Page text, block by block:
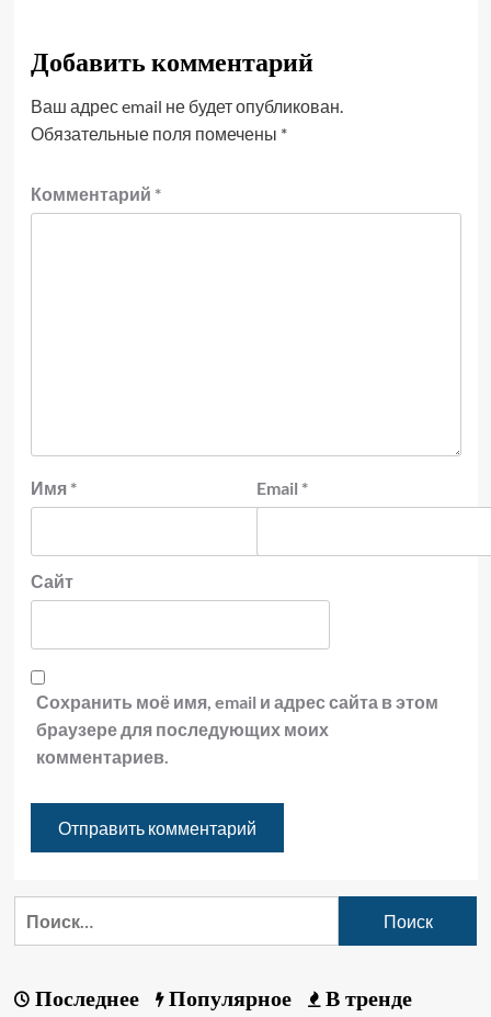
Добавить комментарий
Ваш адрес email не будет опубликован.
Обязательные поля помечены *
Комментарий *
Имя * Email *
Сайт
Сохранить моё имя, email и адрес сайта в этом
браузере для последующих моих
комментариев.
Последнее Популярное В тренде